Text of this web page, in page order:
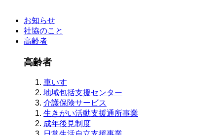
お知らせ
社協のこと
高齢者
高齢者
車いす
地域包括支援センター
介護保険サービス
生きがい活動支援通所事業
成年後見制度